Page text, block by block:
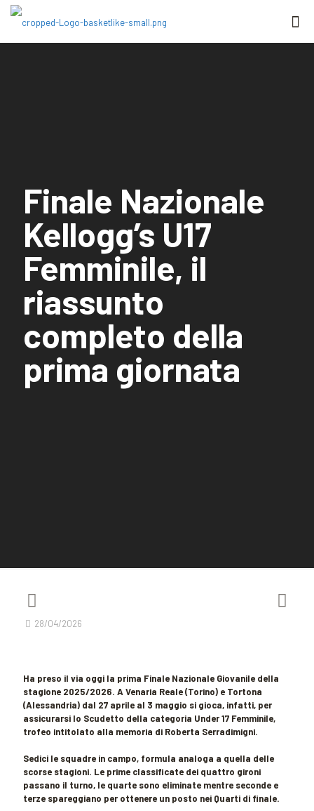
Finale Nazionale
Kellogg’s U17
Femminile, il
riassunto
completo della
prima giornata
28/04/2026
Ha preso il via oggi la prima Finale Nazionale Giovanile della
stagione 2025/2026. A Venaria Reale (Torino) e Tortona
(Alessandria) dal 27 aprile al 3 maggio si gioca, infatti, per
assicurarsi lo Scudetto della categoria Under 17 Femminile,
trofeo intitolato alla memoria di Roberta Serradimigni.
Sedici le squadre in campo, formula analoga a quella delle
scorse stagioni. Le prime classificate dei quattro gironi
passano il turno, le quarte sono eliminate mentre seconde e
terze spareggiano per ottenere un posto nei Quarti di finale.